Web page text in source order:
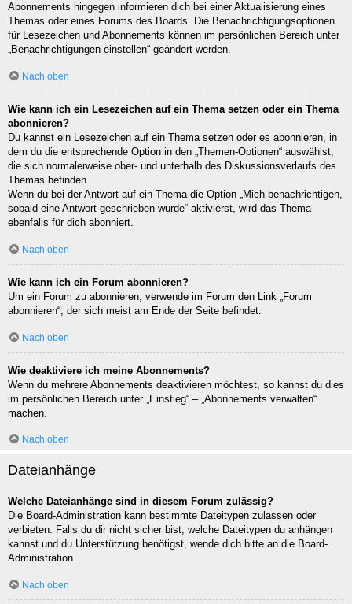
Abonnements hingegen informieren dich bei einer Aktualisierung eines
Themas oder eines Forums des Boards. Die Benachrichtigungsoptionen
für Lesezeichen und Abonnements können im persönlichen Bereich unter
„Benachrichtigungen einstellen“ geändert werden.
Nach oben
Wie kann ich ein Lesezeichen auf ein Thema setzen oder ein Thema
abonnieren?
Du kannst ein Lesezeichen auf ein Thema setzen oder es abonnieren, in
dem du die entsprechende Option in den „Themen-Optionen“ auswählst,
die sich normalerweise ober- und unterhalb des Diskussionsverlaufs des
Themas befinden.
Wenn du bei der Antwort auf ein Thema die Option „Mich benachrichtigen,
sobald eine Antwort geschrieben wurde“ aktivierst, wird das Thema
ebenfalls für dich abonniert.
Nach oben
Wie kann ich ein Forum abonnieren?
Um ein Forum zu abonnieren, verwende im Forum den Link „Forum
abonnieren“, der sich meist am Ende der Seite befindet.
Nach oben
Wie deaktiviere ich meine Abonnements?
Wenn du mehrere Abonnements deaktivieren möchtest, so kannst du dies
im persönlichen Bereich unter „Einstieg“ – „Abonnements verwalten“
machen.
Nach oben
Dateianhänge
Welche Dateianhänge sind in diesem Forum zulässig?
Die Board-Administration kann bestimmte Dateitypen zulassen oder
verbieten. Falls du dir nicht sicher bist, welche Dateitypen du anhängen
kannst und du Unterstützung benötigst, wende dich bitte an die Board-
Administration.
Nach oben